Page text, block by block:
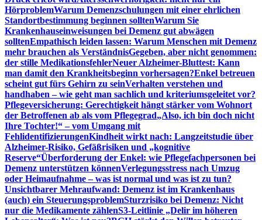
HörproblemWarum Demenzschulungen mit einer ehrlichen
Standortbestimmung beginnen solltenWarum Sie
Krankenhauseinweisungen bei Demenz gut abwägen
solltenEmpathisch leiden lassen: Warum Menschen mit Demenz
mehr brauchen als VerständnisGegeben, aber nicht genommen:
der stille MedikationsfehlerNeuer Alzheimer-Bluttest: Kann
man damit den Krankheitsbeginn vorhersagen?Enkel betreuen
scheint gut fürs Gehirn zu seinVerhalten verstehen und
handhaben – wie geht man sachlich und kriteriumsgeleitet vor?
Pflegeversicherung: Gerechtigkeit hängt stärker vom Wohnort
der Betroffenen ab als vom Pflegegrad„Also, ich bin doch nicht
Ihre Tochter!“ – vom Umgang mit
FehlidentifizierungenKindheit wirkt nach: Langzeitstudie über
Alzheimer-Risiko, Gefäßrisiken und „kognitive
Reserve“Überforderung der Enkel: wie Pflegefachpersonen bei
Demenz unterstützen könnenVerlegungsstress nach Umzug
oder Heimaufnahme – was ist normal und was ist zu tun?
Unsichtbarer Mehraufwand: Demenz ist im Krankenhaus
(auch) ein SteuerungsproblemSturzrisiko bei Demenz: Nicht
nur die Medikamente zählenS3-Leitlinie „Delir im höheren